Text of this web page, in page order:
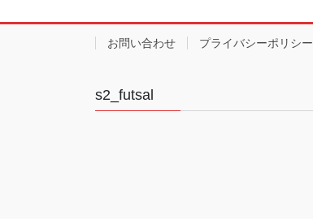
お問い合わせ プライバシーポリシー
s2_futsal